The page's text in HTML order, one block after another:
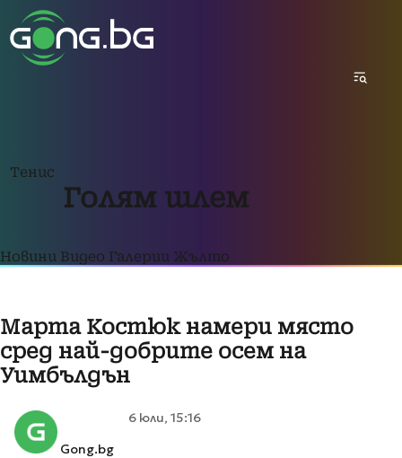
Тенис
Голям шлем
Новини Видео Галерии Жълто
Марта Костюк намери място
сред най-добрите осем на
Уимбълдън
Gong.bg
6 юли, 15:16